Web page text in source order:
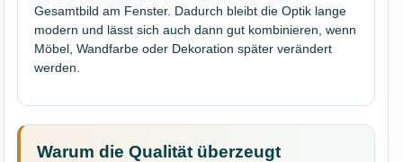
Gesamtbild am Fenster. Dadurch bleibt die Optik lange
modern und lässt sich auch dann gut kombinieren, wenn
Möbel, Wandfarbe oder Dekoration später verändert
werden.
Warum die Qualität überzeugt